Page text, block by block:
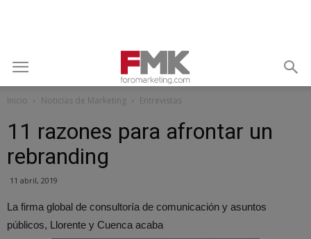
Inicio Noticias de Marketing Entrevistas
11 razones para afrontar un
rebranding
11 abril, 2019
La firma global de consultoría de comunicación y asuntos
públicos, Llorente y Cuenca acaba